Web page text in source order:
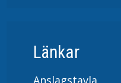
Länkar
Anslagstavla